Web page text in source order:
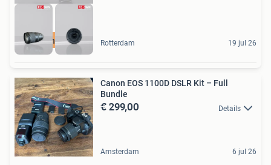
Check onze webshop Rotterdam 19 jul 26
Canon EOS 1100D DSLR Kit – Full
Bundle
€ 299,00 Details
Amsterdam 6 jul 26